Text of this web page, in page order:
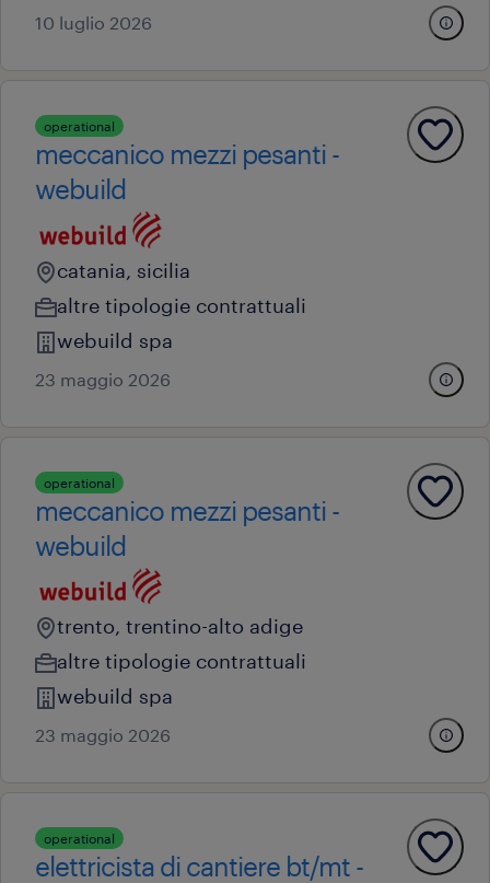
10 luglio 2026
operational
meccanico mezzi pesanti -
webuild
catania, sicilia
altre tipologie contrattuali
webuild spa
23 maggio 2026
operational
meccanico mezzi pesanti -
webuild
trento, trentino-alto adige
altre tipologie contrattuali
webuild spa
23 maggio 2026
operational
elettricista di cantiere bt/mt -